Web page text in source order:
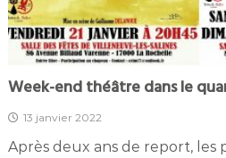
Week-end théâtre dans le
13 janvier 2022
Après deux ans de report, les